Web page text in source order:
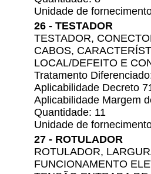
Unidade de
26 - TESTADOR
TESTADOR,
CABOS,
LOCAL/DEFEITO E
Tratamento
Aplicabilidade Decreto
Aplicabilidade Margem
Quantidade: 11
Unidade de
27 - ROTULADOR
ROTULADOR,
FUNCIONAMENTO